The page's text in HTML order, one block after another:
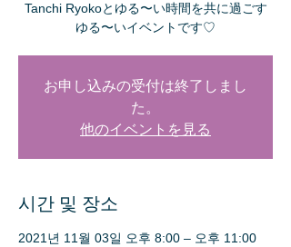
Tanchi Ryokoとゆる〜い時間を共に過ごす
ゆる〜いイベントです♡
お申し込みの受付は終了しまし
た。
他のイベントを見る
시간 및 장소
2021년 11월 03일 오후 8:00 – 오후 11:00